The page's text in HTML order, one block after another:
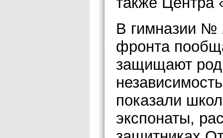
В гимназии №
фронта
защищают
показали
экспонаты,